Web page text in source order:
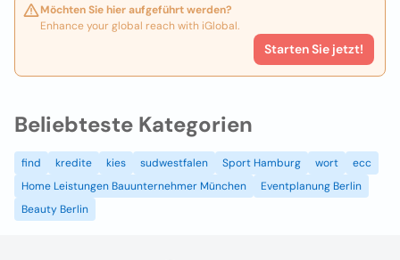
Möchten Sie hier aufgeführt werden?
Enhance your global reach with iGlobal.
Starten Sie jetzt!
Beliebteste Kategorien
find kredite kies sudwestfalen Sport Hamburg wort
ecc
Home Leistungen Bauunternehmer München
Eventplanung Berlin
Beauty Berlin